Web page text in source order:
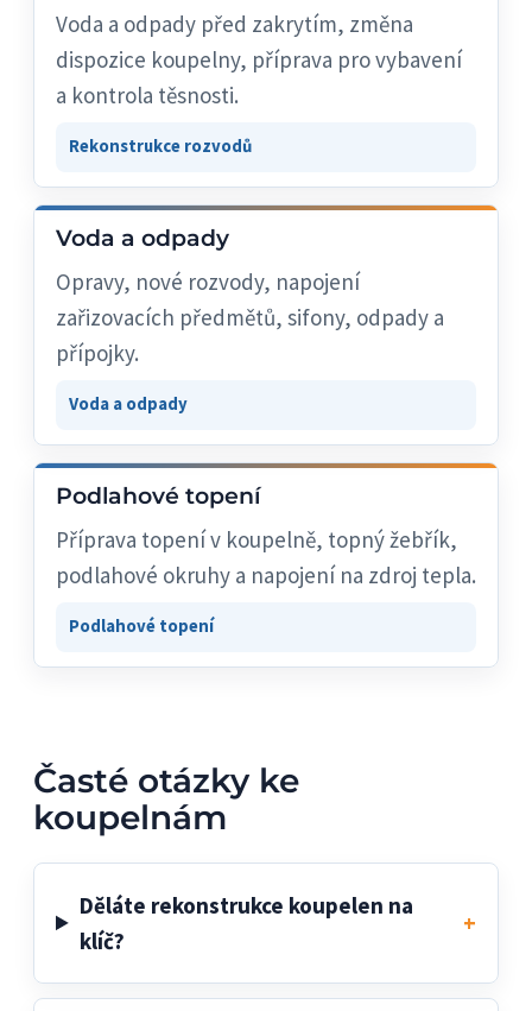
Voda a odpady před zakrytím, změna
dispozice koupelny, příprava pro vybavení
a kontrola těsnosti.
Rekonstrukce rozvodů
Voda a odpady
Opravy, nové rozvody, napojení
zařizovacích předmětů, sifony, odpady a
přípojky.
Voda a odpady
Podlahové topení
Příprava topení v koupelně, topný žebřík,
podlahové okruhy a napojení na zdroj tepla.
Podlahové topení
Časté otázky ke
koupelnám
Děláte rekonstrukce koupelen na
klíč?